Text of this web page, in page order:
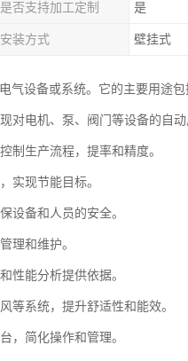
是否支持加工定制 是
安装方式 壁挂式
气设备或系统。它的主要用途包
对电机、泵、阀门等设备的自动
制生产流程，提率和精度。
实现节能目标。
设备和人员的安全。
理和维护。
性能分析提供依据。
等系统，提升舒适性和能效。
，简化操作和管理。